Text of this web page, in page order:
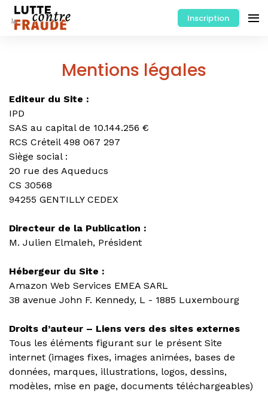
Inscription
Mentions légales
Editeur du Site :
IPD
SAS au capital de 10.144.256 €
RCS Créteil 498 067 297
Siège social :
20 rue des Aqueducs
CS 30568
94255 GENTILLY CEDEX
Directeur de la Publication :
M. Julien Elmaleh, Président
Hébergeur du Site :
Amazon Web Services EMEA SARL
38 avenue John F. Kennedy, L - 1885 Luxembourg
Droits d’auteur – Liens vers des sites externes
Tous les éléments figurant sur le présent Site
internet (images fixes, images animées, bases de
données, marques, illustrations, logos, dessins,
modèles, mise en page, documents téléchargeables)